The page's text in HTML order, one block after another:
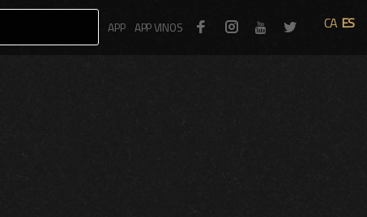
APP APP VINOS FacebookInstagram Twitter
CA ES